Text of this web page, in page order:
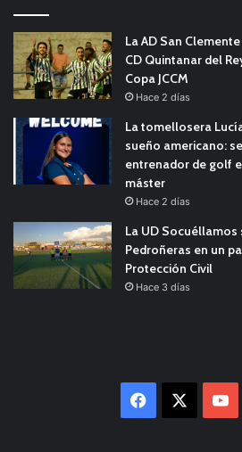
La AD San
CD Quintanar del
Copa JCCM
Hace 2 días
La tomellosera
sueño americano:
entrenador de golf
máster
Hace 2 días
La UD Socuéllamos
Pedroñeras en un
Protección Civil
Hace 3 días
Facebook